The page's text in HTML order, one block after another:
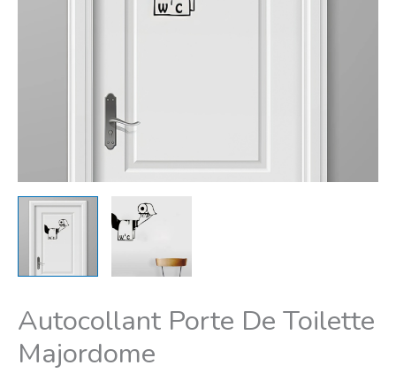
Autocollant Porte De Toilette
Majordome